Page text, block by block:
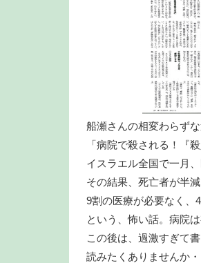
船瀬さんの相変わらず
「病院で殺される！『
イスラエル全国で一月
その結果、死亡者が半
9割の医療が必要なく、
という、怖い話。病院
この後は、過激すぎて
読みたくありませんか・